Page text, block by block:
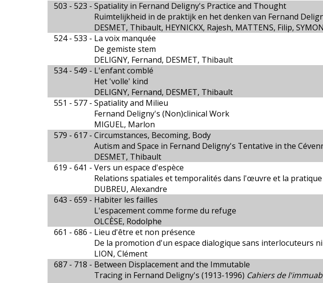
503 - 523 - Spatiality in Fernand Deligny's Practice and Thought
Ruimtelijkheid in de praktijk en het denken van Fernand
DESMET, Thibault, HEYNICKX, Rajesh, MATTENS, Filip,
524 - 533 - La voix manquée
De gemiste stem
DELIGNY, Fernand, DESMET, Thibault
534 - 549 - L'enfant comblé
Het 'volle' kind
DELIGNY, Fernand, DESMET, Thibault
551 - 577 - Spatiality and Milieu
Fernand Deligny's (Non)clinical Work
MIGUEL, Marlon
579 - 617 - Circumstances, Becoming, Body
Autism and Space in Fernand Deligny's Tentative in the
DESMET, Thibault
619 - 641 - Vers un espace d'espèce
Relations spatiales et temporalités dans l'œuvre et la
DUBREU, Alexandre
643 - 659 - Habiter les failles
L'espacement comme forme du refuge
OLCÈSE, Rodolphe
661 - 686 - Lieu d'être et non présence
De la promotion d'un espace dialogique sans interlocuteurs
LION, Clément
687 - 718 - Between Displacement and the Immutable
Tracing in Fernand Deligny's (1913-1996) Cahiers de